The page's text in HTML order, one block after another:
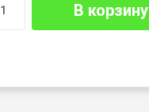
В корзину